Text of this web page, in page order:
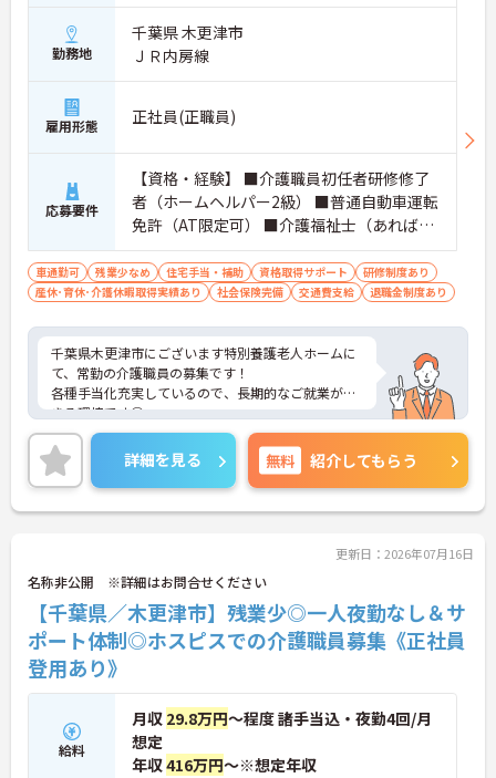
勤務地
千葉県 木更津市
ＪＲ内房線
雇用形態 正社員(正職員)
応募要件
【資格・経験】 ■介護職員初任者研修修了
者（ホームヘルパー2級） ■普通自動車運転
免許（AT限定可） ■介護福祉士（あれば尚
可） ■介護業務経験（あれば尚可）
車通勤可 残業少なめ 住宅手当・補助 資格取得サポート
研修制度あり
産休･育休･介護休暇取得実績あり
社会保険完備 交通費支給 退職金制度あり
千葉県木更津市にございます特別養護老人ホームに
て、常勤の介護職員の募集です！
各種手当化充実しているので、長期的なご就業がで
きる環境です◎
残業も少なめなので、お仕事終わりの時間も大切に
していただけます◎
ご興味がありましたら、詳細をお伝えしますので、
お気軽にお問い合わせください！
詳細を見る 無料 紹介してもらう
更新日：2026年07月16日
名称非公開 ※詳細はお問合せください
【千葉県／木更津市】残業少◎一人夜勤なし＆サ
ポート体制◎ホスピスでの介護職員募集《正社員
登用あり》
給料
月収 29.8万円～程度 諸手当込・夜勤4回/月
想定
年収416万円～※想定年収